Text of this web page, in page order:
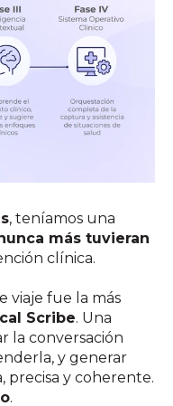
, teníamos una
más tuvieran
clínica.
viaje fue la más
Scribe. Una
la conversación
y generar
precisa y coherente.
.